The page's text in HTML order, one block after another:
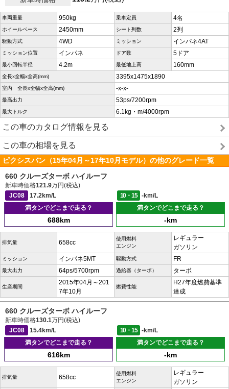
車両重量 950kg 乗車定員 4名
ホイールベース 2450mm シート列数 2列
駆動方式 4WD ミッション インパネ4AT
ミッション位置 インパネ ドア数 5ドア
最小回転半径 4.2m 最低地上高 160mm
全長x全幅x全高(mm) 3395x1475x1890
室内 全長x全幅x全高(mm) -x-x-
最高出力 53ps/7200rpm
最大トルク 6.1kg・m/4000rpm
この車のカタログ情報を見る
この車の相場を見る
ピクシスバン（15年04月～17年10月モデル）の他のグレード一覧
660 クルーズターボ ハイルーフ
新車時価格121.9万円(税込)
JC08
17.2km/L 10・15
-km/L
満タンでどこまで走る？
688km
満タンでどこまで走る？
-km
排気量 658cc
使用燃料
エンジン
レギュラー
ガソリン
ミッション インパネ5MT 駆動方式 FR
最大出力 64ps/5700rpm 過給器（ターボ） ターボ
生産期間
2015年04月～201
7年10月
燃費性能
H27年度燃費基準
達成
660 クルーズターボ ハイルーフ
新車時価格130.1万円(税込)
JC08
15.4km/L 10・15
-km/L
満タンでどこまで走る？
616km
満タンでどこまで走る？
-km
排気量 658cc
使用燃料
エンジン
レギュラー
ガソリン